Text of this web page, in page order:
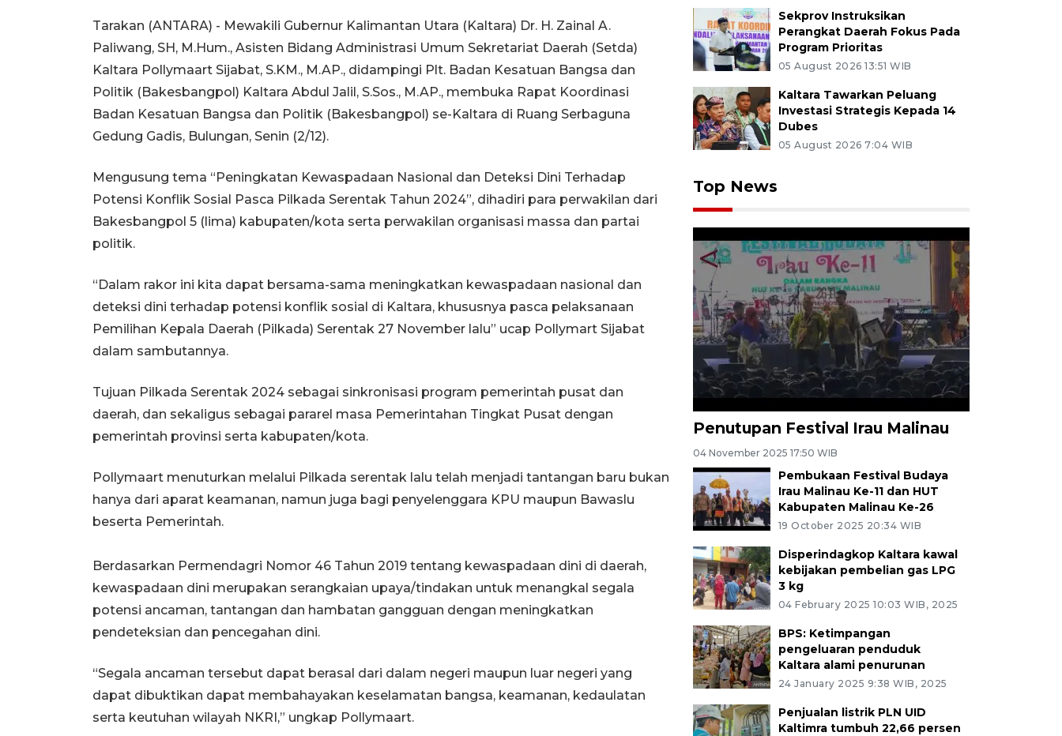
Tarakan (ANTARA) - Mewakili Gubernur Kalimantan Utara (Kaltara) Dr. H. Zainal A.
Paliwang, SH, M.Hum., Asisten Bidang Administrasi Umum Sekretariat Daerah (Setda)
Kaltara Pollymaart Sijabat, S.KM., M.AP., didampingi Plt. Badan Kesatuan Bangsa dan
Politik (Bakesbangpol) Kaltara Abdul Jalil, S.Sos., M.AP., membuka Rapat Koordinasi
Badan Kesatuan Bangsa dan Politik (Bakesbangpol) se-Kaltara di Ruang Serbaguna
Gedung Gadis, Bulungan, Senin (2/12).
Mengusung tema “Peningkatan Kewaspadaan Nasional dan Deteksi Dini Terhadap
Potensi Konflik Sosial Pasca Pilkada Serentak Tahun 2024”, dihadiri para perwakilan dari
Bakesbangpol 5 (lima) kabupaten/kota serta perwakilan organisasi massa dan partai
politik.
“Dalam rakor ini kita dapat bersama-sama meningkatkan kewaspadaan nasional dan
deteksi dini terhadap potensi konflik sosial di Kaltara, khususnya pasca pelaksanaan
Pemilihan Kepala Daerah (Pilkada) Serentak 27 November lalu” ucap Pollymart Sijabat
dalam sambutannya.
Tujuan Pilkada Serentak 2024 sebagai sinkronisasi program pemerintah pusat dan
daerah, dan sekaligus sebagai pararel masa Pemerintahan Tingkat Pusat dengan
pemerintah provinsi serta kabupaten/kota.
Pollymaart menuturkan melalui Pilkada serentak lalu telah menjadi tantangan baru bukan
hanya dari aparat keamanan, namun juga bagi penyelenggara KPU maupun Bawaslu
beserta Pemerintah.
Berdasarkan Permendagri Nomor 46 Tahun 2019 tentang kewaspadaan dini di daerah,
kewaspadaan dini merupakan serangkaian upaya/tindakan untuk menangkal segala
potensi ancaman, tantangan dan hambatan gangguan dengan meningkatkan
pendeteksian dan pencegahan dini.
“Segala ancaman tersebut dapat berasal dari dalam negeri maupun luar negeri yang
dapat dibuktikan dapat membahayakan keselamatan bangsa, keamanan, kedaulatan
serta keutuhan wilayah NKRI,” ungkap Pollymaart.
Sekprov Instruksikan
Perangkat Daerah Fokus Pada
Program Prioritas
05 August 2026 13:51 WIB
Kaltara Tawarkan Peluang
Investasi Strategis Kepada 14
Dubes
05 August 2026 7:04 WIB
Top News
Penutupan Festival Irau Malinau
04 November 2025 17:50 WIB
Pembukaan Festival Budaya
Irau Malinau Ke-11 dan HUT
Kabupaten Malinau Ke-26
19 October 2025 20:34 WIB
Disperindagkop Kaltara kawal
kebijakan pembelian gas LPG
3 kg
04 February 2025 10:03 WIB, 2025
BPS: Ketimpangan
pengeluaran penduduk
Kaltara alami penurunan
24 January 2025 9:38 WIB, 2025
Penjualan listrik PLN UID
Kaltimra tumbuh 22,66 persen